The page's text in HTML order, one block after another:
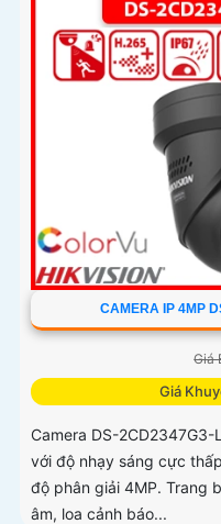
CAMERA IP 4MP
Giá
Giá
Camera DS-2CD2347G3-
với độ nhạy sáng cực
độ phân giải 4MP. Trang
âm, loa cảnh báo...